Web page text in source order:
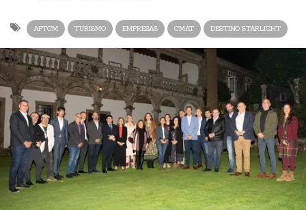
APTCM TURISMO EMPRESAS CMAT DESTINO STARLIGHT